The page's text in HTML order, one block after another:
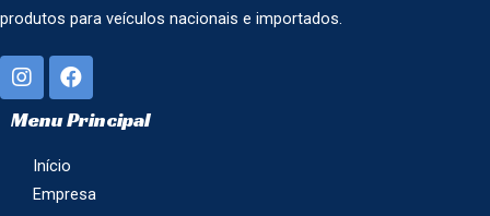
produtos para veículos nacionais e importados.
Menu Principal
Início
Empresa